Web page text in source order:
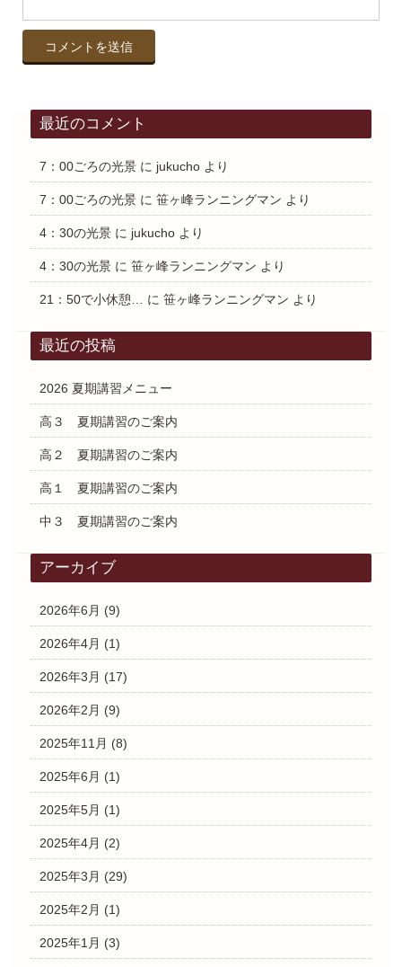
最近のコメント
7：00ごろの光景に jukuchoより
7：00ごろの光景に 笹ヶ峰ランニングマン より
4：30の光景に jukuchoより
4：30の光景に 笹ヶ峰ランニングマン より
21：50で小休憩… に 笹ヶ峰ランニングマン より
最近の投稿
2026 夏期講習メニュー
高３ 夏期講習のご案内
高２ 夏期講習のご案内
高１ 夏期講習のご案内
中３ 夏期講習のご案内
アーカイブ
2026年6月 (9)
2026年4月 (1)
2026年3月 (17)
2026年2月 (9)
2025年11月 (8)
2025年6月 (1)
2025年5月 (1)
2025年4月 (2)
2025年3月 (29)
2025年2月 (1)
2025年1月 (3)